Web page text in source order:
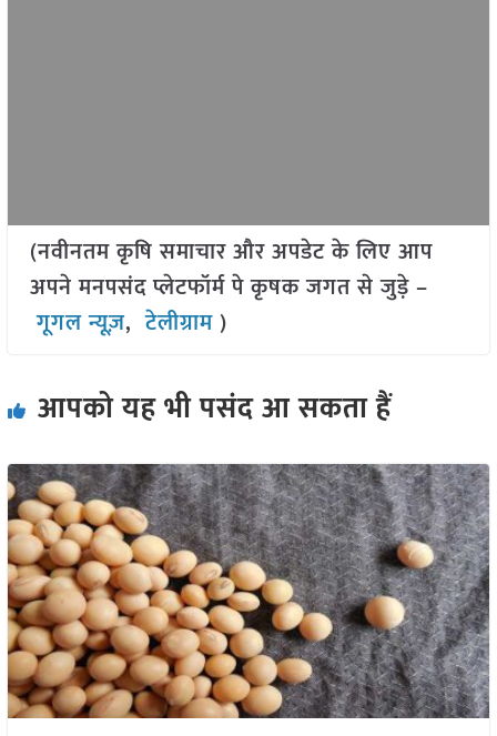
(नवीनतम कृषि समाचार और अपडेट के लिए आप
अपने मनपसंद प्लेटफॉर्म पे कृषक जगत से जुड़े –
गूगल न्यूज़,टेलीग्राम )
आपको यह भी पसंद आ सकता हैं